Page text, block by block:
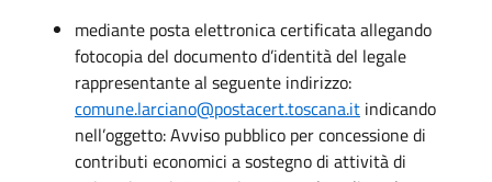
mediante posta elettronica certificata allegando
fotocopia del documento d’identità del legale
rappresentante al seguente indirizzo:
comune.larciano@postacert.toscana.it indicando
nell’oggetto: Avviso pubblico per concessione di
contributi economici a sostegno di attività di